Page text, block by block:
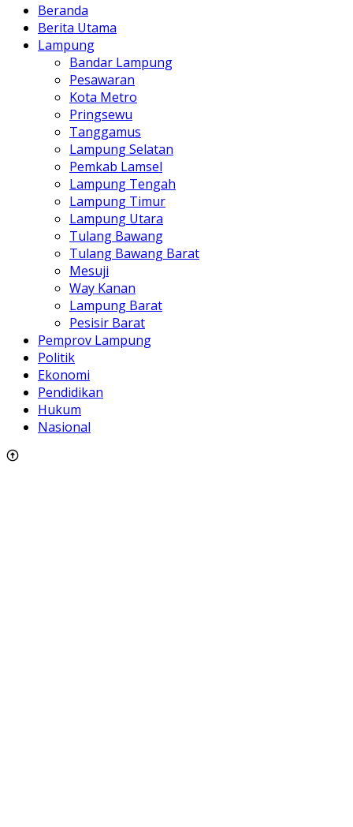
Beranda
Berita Utama
Lampung
Bandar Lampung
Pesawaran
Kota Metro
Pringsewu
Tanggamus
Lampung Selatan
Pemkab Lamsel
Lampung Tengah
Lampung Timur
Lampung Utara
Tulang Bawang
Tulang Bawang Barat
Mesuji
Way Kanan
Lampung Barat
Pesisir Barat
Pemprov Lampung
Politik
Ekonomi
Pendidikan
Hukum
Nasional